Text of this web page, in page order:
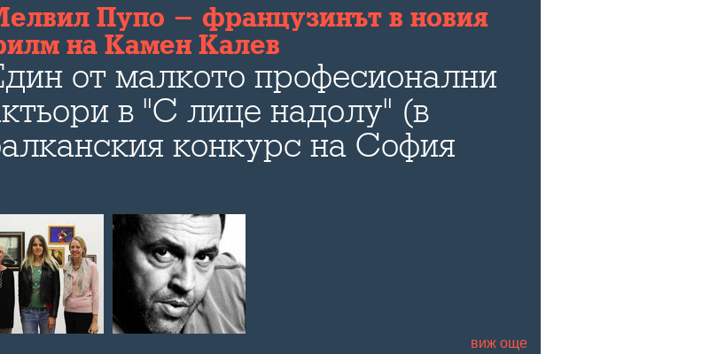
Пупо - французинът в новия
на Камен Калев
от малкото професионални
в "С лице надолу" (в
конкурс на София
за себе си и своите
рокмузиката, чалгата и
да се снима
натуршчици в България
виж още